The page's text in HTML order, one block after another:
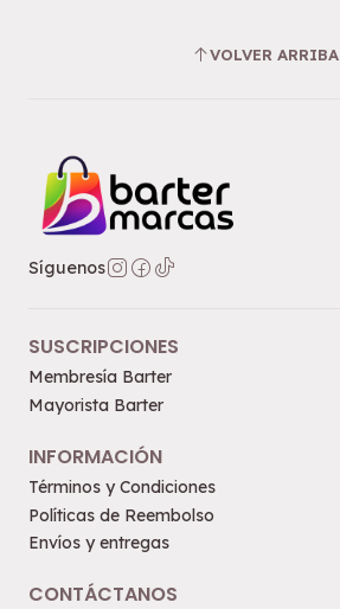
VOLVER ARRIBA
Síguenos
SUSCRIPCIONES
Membresía Barter
Mayorista Barter
INFORMACIÓN
Términos y Condiciones
Políticas de Reembolso
Envíos y entregas
CONTÁCTANOS